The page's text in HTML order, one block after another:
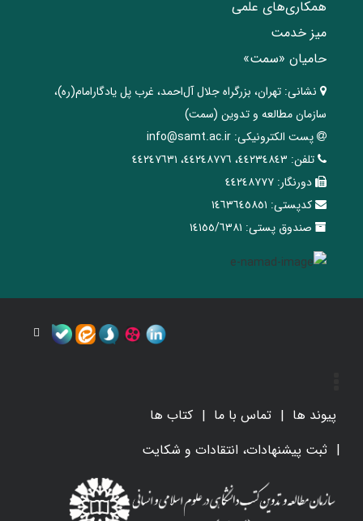
همکاری‌های علمی
میز خدمت
حامیان «سمت»
نشانی: تهران، ‌بزرگراه ‌جلال آل‌احمد، غرب پل يادگار‌امام(ره)‌،
سازمان مطالعه و تدوین‌ (سمت)
پست الکترونیکی: info@samt.ac.ir
تلفن: ٤٤٢٣٤٨٤٣، ٤٤٢٤٨٧٧٦، ٤٤٢٤٧٦٣١
دورنگار: ٤٤٢٤٨٧٧٧
کدپستی: ١٤٦٣٦٤٥٨٥١
صندوق پستی: ١٤١٥٥/٦٣٨١
پیوند ها تماس با ما
کتاب ها
ثبت پیشنهادات، انتقادات و شکایت